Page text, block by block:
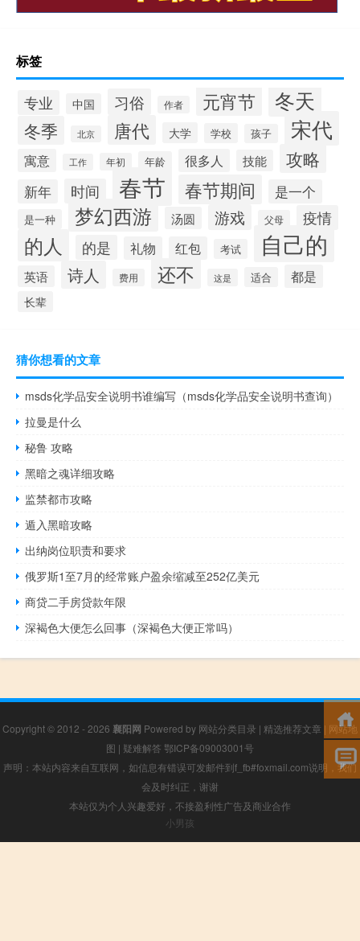
标签
专业 中国 习俗 作者 元宵节 冬天
冬季 北京 唐代 大学 学校 孩子 宋代
寓意 工作 年初 年龄 很多人 技能 攻略
新年 时间 春节 春节期间 是一个
是一种 梦幻西游 汤圆 游戏 父母 疫情
的人 的是 礼物 红包 考试 自己的
英语 诗人 费用 还不 这是 适合 都是
长辈
猜你想看的文章
msds化学品安全说明书谁编写（msds化学品安全说明书查询）
拉曼是什么
秘鲁 攻略
黑暗之魂详细攻略
监禁都市攻略
遁入黑暗攻略
出纳岗位职责和要求
俄罗斯1至7月的经常账户盈余缩减至252亿美元
商贷二手房贷款年限
深褐色大便怎么回事（深褐色大便正常吗）
Copyright © 2012 - 2026 襄阳网 Powered by 网站分类目录 | 精选推荐文章 | 网站地
图 | 疑难解答 鄂ICP备09003001号
声明：本站内容来自互联网，如信息有错误可发邮件到f_fb#foxmail.com说明，我们
会及时纠正，谢谢
本站仅为个人兴趣爱好，不接盈利性广告及商业合作
小男孩